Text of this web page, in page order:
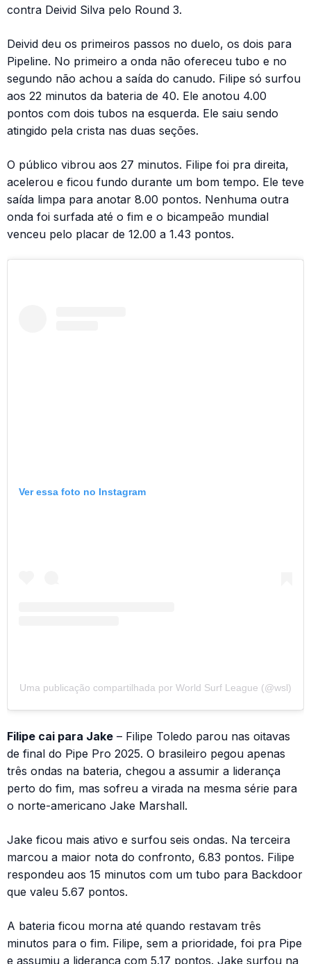
contra Deivid Silva pelo Round 3.
Deivid deu os primeiros passos no duelo, os dois para
Pipeline. No primeiro a onda não ofereceu tubo e no
segundo não achou a saída do canudo. Filipe só surfou
aos 22 minutos da bateria de 40. Ele anotou 4.00
pontos com dois tubos na esquerda. Ele saiu sendo
atingido pela crista nas duas seções.
O público vibrou aos 27 minutos. Filipe foi pra direita,
acelerou e ficou fundo durante um bom tempo. Ele teve
saída limpa para anotar 8.00 pontos. Nenhuma outra
onda foi surfada até o fim e o bicampeão mundial
venceu pelo placar de 12.00 a 1.43 pontos.
Ver essa foto no Instagram
Uma publicação compartilhada por World Surf League (@wsl)
Filipe cai para Jake – Filipe Toledo parou nas oitavas
de final do Pipe Pro 2025. O brasileiro pegou apenas
três ondas na bateria, chegou a assumir a liderança
perto do fim, mas sofreu a virada na mesma série para
o norte-americano Jake Marshall.
Jake ficou mais ativo e surfou seis ondas. Na terceira
marcou a maior nota do confronto, 6.83 pontos. Filipe
respondeu aos 15 minutos com um tubo para Backdoor
que valeu 5.67 pontos.
A bateria ficou morna até quando restavam três
minutos para o fim. Filipe, sem a prioridade, foi pra Pipe
e assumiu a liderança com 5.17 pontos. Jake surfou na